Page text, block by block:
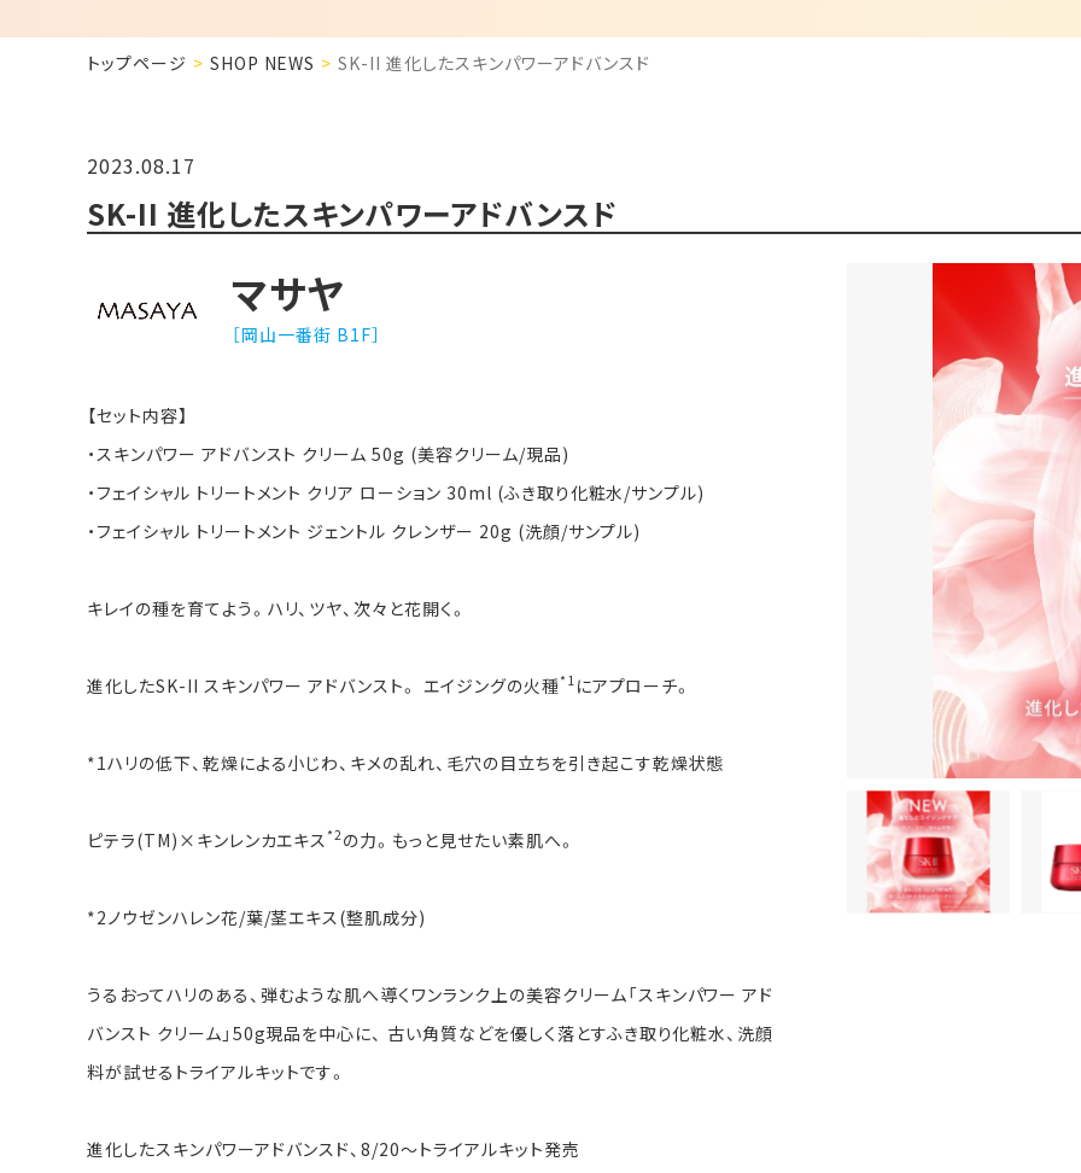
トップページ SHOP NEWS SK-II 進化したスキンパワーアドバンスド
2023.08.17
SK-II 進化したスキンパワーアドバンスド
マサヤ
［岡山一番街 B1F］
【セット内容】
・スキンパワー アドバンスト クリーム 50g (美容クリーム/現品)
・フェイシャル トリートメント クリア ローション 30ml (ふき取り化粧水/サンプル)
・フェイシャル トリートメント ジェントル クレンザー 20g (洗顔/サンプル)
キレイの種を育てよう。ハリ、ツヤ、次々と花開く。
進化したSK-II スキンパワー アドバンスト。 エイジングの火種*1 にアプローチ。
*1ハリの低下、乾燥による小じわ、キメの乱れ、毛穴の目立ちを引き起こす乾燥状態
ピテラ(TM)×キンレンカエキス*2の力。もっと見せたい素肌へ。
*2ノウゼンハレン花/葉/茎エキス(整肌成分)
うるおってハリのある、弾むような肌へ導くワンランク上の美容クリーム「スキンパワー アド
バンスト クリーム」50g現品を中心に、 古い角質などを優しく落とすふき取り化粧水、洗顔
料が試せるトライアルキットです。
進化したスキンパワーアドバンスド、8/20～トライアルキット発売